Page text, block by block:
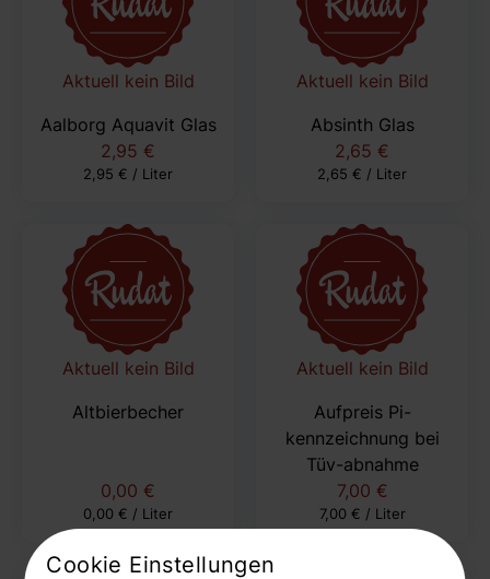
Aktuell kein Bild
Aalborg Aquavit Glas
2,95 €
2,95 € / Liter
Aktuell kein Bild
Absinth Glas
2,65 €
2,65 € / Liter
Aktuell kein Bild
Altbierbecher
0,00 €
0,00 € / Liter
Aktuell kein Bild
Aufpreis Pi-
kennzeichnung bei
Tüv-abnahme
7,00 €
7,00 € / Liter
Cookie Einstellungen